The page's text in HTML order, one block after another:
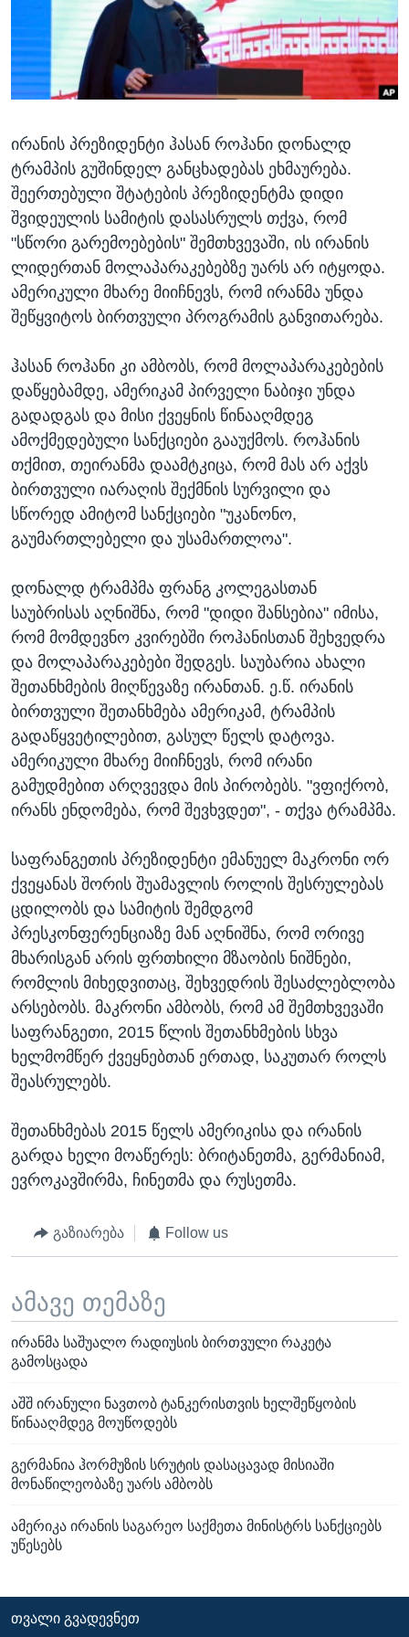
ᲡᲢᲣᲓᲘᲐ ᲕᲐᲨᲘᲜᲒᲢᲝᲜᲘ
ᲔᲙᲝᲜᲝᲛᲘᲙᲐ
ᲯᲐᲜᲛᲠᲗᲔᲚᲝᲑᲐ
ᲛᲔᲪᲜᲘᲔᲠᲔᲑᲐ
ᲙᲣᲚᲢᲣᲠᲐ
ᲒᲐᲚᲘᲚᲔᲝ
ᲓᲔᲖᲘᲜᲤᲝᲠᲛᲐᲪᲘᲐ
Learning English
ᲗᲕᲐᲚᲘ ᲒᲕᲐᲓᲔᲕᲜᲔᲗ
ენები
ირანის პრეზიდენტი ჰასან როჰანი დონალდ
ტრამპის გუშინდელ განცხადებას ეხმაურება.
შეერთებული შტატების პრეზიდენტმა დიდი
შვიდეულის სამიტის დასასრულს თქვა, რომ
"სწორი გარემოებების" შემთხვევაში, ის ირანის
ლიდერთან მოლაპარაკებებზე უარს არ იტყოდა.
ამერიკული მხარე მიიჩნევს, რომ ირანმა უნდა
შეწყვიტოს ბირთვული პროგრამის განვითარება.
ჰასან როჰანი კი ამბობს, რომ მოლაპარაკებების
დაწყებამდე, ამერიკამ პირველი ნაბიჯი უნდა
გადადგას და მისი ქვეყნის წინააღმდეგ
ამოქმედებული სანქციები გააუქმოს. როჰანის
თქმით, თეირანმა დაამტკიცა, რომ მას არ აქვს
ბირთვული იარაღის შექმნის სურვილი და
სწორედ ამიტომ სანქციები "უკანონო,
გაუმართლებელი და უსამართლოა".
დონალდ ტრამპმა ფრანგ კოლეგასთან
საუბრისას აღნიშნა, რომ "დიდი შანსებია" იმისა,
რომ მომდევნო კვირებში როჰანისთან შეხვედრა
და მოლაპარაკებები შედგეს. საუბარია ახალი
შეთანხმების მიღწევაზე ირანთან. ე.წ. ირანის
ბირთვული შეთანხმება ამერიკამ, ტრამპის
გადაწყვეტილებით, გასულ წელს დატოვა.
ამერიკული მხარე მიიჩნევს, რომ ირანი
გამუდმებით არღვევდა მის პირობებს. "ვფიქრობ,
ირანს ენდომება, რომ შევხვდეთ", - თქვა ტრამპმა.
საფრანგეთის პრეზიდენტი ემანუელ მაკრონი ორ
ქვეყანას შორის შუამავლის როლის შესრულებას
ცდილობს და სამიტის შემდგომ
პრესკონფერენციაზე მან აღნიშნა, რომ ორივე
მხარისგან არის ფრთხილი მზაობის ნიშნები,
რომლის მიხედვითაც, შეხვედრის შესაძლებლობა
არსებობს. მაკრონი ამბობს, რომ ამ შემთხვევაში
საფრანგეთი, 2015 წლის შეთანხმების სხვა
ხელმომწერ ქვეყნებთან ერთად, საკუთარ როლს
შეასრულებს.
შეთანხმებას 2015 წელს ამერიკისა და ირანის
გარდა ხელი მოაწერეს: ბრიტანეთმა, გერმანიამ,
ევროკავშირმა, ჩინეთმა და რუსეთმა.
გაზიარება Follow us
ამავე თემაზე
ირანმა საშუალო რადიუსის ბირთვული რაკეტა
გამოსცადა
აშშ ირანული ნავთობ ტანკერისთვის ხელშეწყობის
წინააღმდეგ მოუწოდებს
გერმანია ჰორმუზის სრუტის დასაცავად მისიაში
მონაწილეობაზე უარს ამბობს
ამერიკა ირანის საგარეო საქმეთა მინისტრს სანქციებს
უწესებს
ᲗᲕᲐᲚᲘ ᲒᲕᲐᲓᲔᲕᲜᲔᲗ